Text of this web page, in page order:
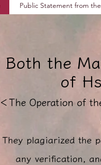
Public Statement from
Both the
of
＜ The Operation of
They plagiarized the
any verification,